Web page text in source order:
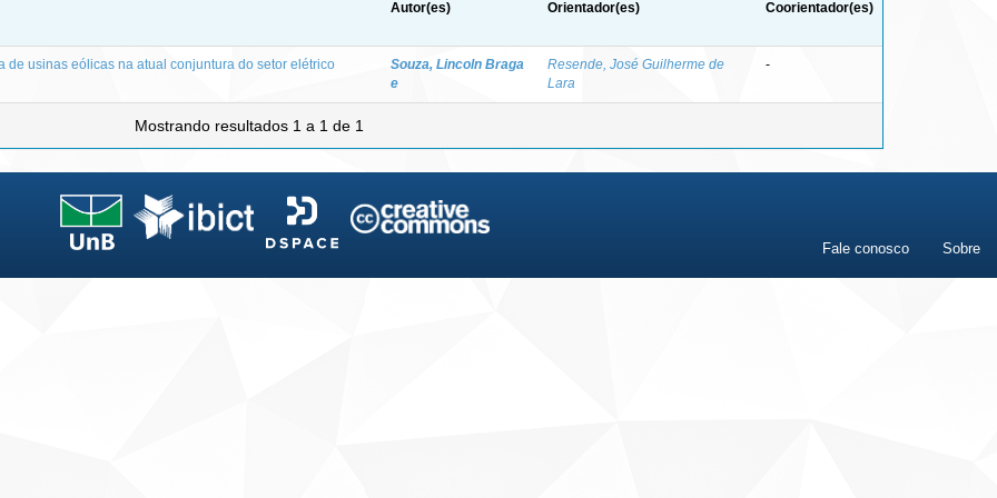
Autor(es) Orientador(es) Coorientador(es)
de usinas eólicas na atual conjuntura do setor elétrico
Souza, Lincoln Braga
e
Resende, José Guilherme de
Lara
-
Mostrando resultados 1 a 1 de 1
Fale conosco Sobre